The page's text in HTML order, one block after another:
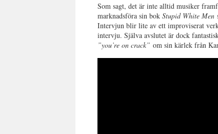
Som sagt, det är inte alltid musiker
marknadsföra sin bokStupid White Men
Intervjun blir lite av ett improviserat
intervju. Själva avslutet är dock
”you’re on crack”om sin kärlek från